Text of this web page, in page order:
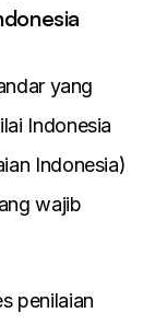
yang
Indonesia
Indonesia)
wajib
penilaian